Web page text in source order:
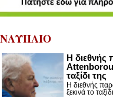
ΝΑΥΠΛΙΟ
Η διεθνής
ταξίδι της
Η διεθνής
ξεκινά το